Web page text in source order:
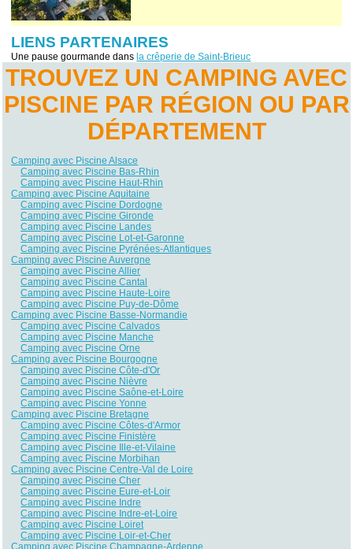
LIENS PARTENAIRES
Une pause gourmande dansla crêperie de Saint-Brieuc
TROUVEZ UN CAMPING AVEC
PISCINE PAR RÉGION OU PAR
DÉPARTEMENT
Camping avec Piscine Alsace
Camping avec Piscine Bas-Rhin
Camping avec Piscine Haut-Rhin
Camping avec Piscine Aquitaine
Camping avec Piscine Dordogne
Camping avec Piscine Gironde
Camping avec Piscine Landes
Camping avec Piscine Lot-et-Garonne
Camping avec Piscine Pyrénées-Atlantiques
Camping avec Piscine Auvergne
Camping avec Piscine Allier
Camping avec Piscine Cantal
Camping avec Piscine Haute-Loire
Camping avec Piscine Puy-de-Dôme
Camping avec Piscine Basse-Normandie
Camping avec Piscine Calvados
Camping avec Piscine Manche
Camping avec Piscine Orne
Camping avec Piscine Bourgogne
Camping avec Piscine Côte-d'Or
Camping avec Piscine Nièvre
Camping avec Piscine Saône-et-Loire
Camping avec Piscine Yonne
Camping avec Piscine Bretagne
Camping avec Piscine Côtes-d'Armor
Camping avec Piscine Finistère
Camping avec Piscine Ille-et-Vilaine
Camping avec Piscine Morbihan
Camping avec Piscine Centre-Val de Loire
Camping avec Piscine Cher
Camping avec Piscine Eure-et-Loir
Camping avec Piscine Indre
Camping avec Piscine Indre-et-Loire
Camping avec Piscine Loiret
Camping avec Piscine Loir-et-Cher
Camping avec Piscine Champagne-Ardenne